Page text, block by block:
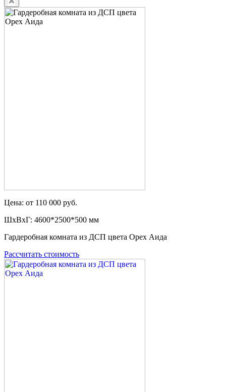
Цена: от 110 000 руб.
ШxВxГ: 4600*2500*500 мм
Гардеробная комната из ДСП цвета Орех Аида
Рассчитать стоимость